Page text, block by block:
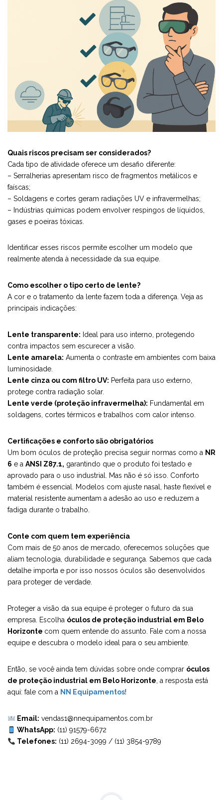
Quais riscos precisam ser considerados?
Cada tipo de atividade oferece um desafio diferente:
– Serralherias apresentam risco de fragmentos metálicos e
faíscas;
– Soldagens e cortes geram radiações UV e infravermelhas;
– Indústrias químicas podem envolver respingos de líquidos,
gases e poeiras tóxicas.
Identificar esses riscos permite escolher um modelo que
realmente atenda à necessidade da sua equipe.
Como escolher o tipo certo de lente?
A cor e o tratamento da lente fazem toda a diferença. Veja as
principais indicações:
Lente transparente: Ideal para uso interno, protegendo
contra impactos sem escurecer a visão.
Lente amarela: Aumenta o contraste em ambientes com baixa
luminosidade.
Lente cinza ou com filtro UV: Perfeita para uso externo,
protege contra radiação solar.
Lente verde (proteção infravermelha): Fundamental em
soldagens, cortes térmicos e trabalhos com calor intenso.
Certificações e conforto são obrigatórios
Um bom óculos de proteção precisa seguir normas como a NR
6 e a ANSI Z87.1, garantindo que o produto foi testado e
aprovado para o uso industrial. Mas não é só isso. Conforto
também é essencial. Modelos com ajuste nasal, haste flexível e
material resistente aumentam a adesão ao uso e reduzem a
fadiga durante o trabalho.
Conte com quem tem experiência
Com mais de 50 anos de mercado, oferecemos soluções que
aliam tecnologia, durabilidade e segurança. Sabemos que cada
detalhe importa e por isso nossos óculos são desenvolvidos
para proteger de verdade.
Proteger a visão da sua equipe é proteger o futuro da sua
empresa. Escolha óculos de proteção industrial em Belo
Horizonte com quem entende do assunto. Fale com a nossa
equipe e descubra o modelo ideal para o seu ambiente.
Então, se você ainda tem dúvidas sobre onde comprar óculos
de proteção industrial em Belo Horizonte , a resposta está
aqui: fale com a NN Equipamentos!
Email: vendas1@nnequipamentos.com.br
WhatsApp: (11) 91579-6672
Telefones: (11) 2694-3099 / (11) 3854-9789